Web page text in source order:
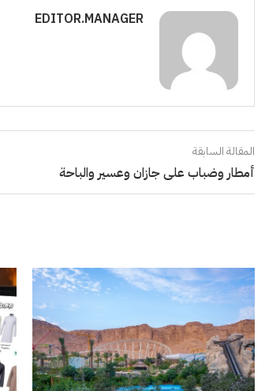
EDITOR.MANAGER
المقالة السابقة
أمطار وضباب على جازان وعسير والباحة